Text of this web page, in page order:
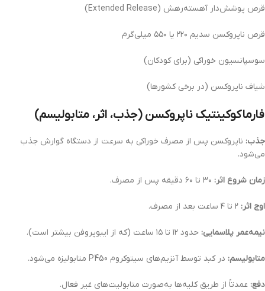
قرص پوشش‌دار آهسته‌رهش (Extended Release)
قرص ناپروکسن سدیم ۲۲۰ یا ۵۵۰ میلی‌گرم
سوسپانسیون خوراکی (برای کودکان)
شیاف ناپروکسن (در برخی کشورها)
فارماکوکینتیک ناپروکسن (جذب، اثر، متابولیسم)
جذب: ناپروکسن پس از مصرف خوراکی به سرعت از دستگاه گوارش جذب
می‌شود.
زمان شروع اثر:
اوج اثر:
نیمه‌عمر پلاسمایی: حدود ۱۲ تا ۱۵ ساعت (که از ایبوپروفن بیشتر است).
متابولیسم: در کبد توسط آنزیم‌های سیتوکروم P450 متابولیزه می‌شود.
دفع: عمدتاً از طریق کلیه‌ها به‌صورت متابولیت‌های غیر فعال.